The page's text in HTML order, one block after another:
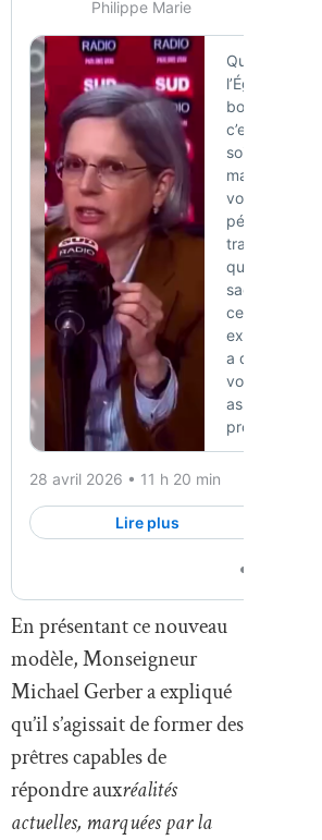
En présentant ce nouveau
modèle, Monseigneur
Michael Gerber a expliqué
qu’il s’agissait de former des
prêtres capables de
répondre auxréalités
actuelles, marquées par la